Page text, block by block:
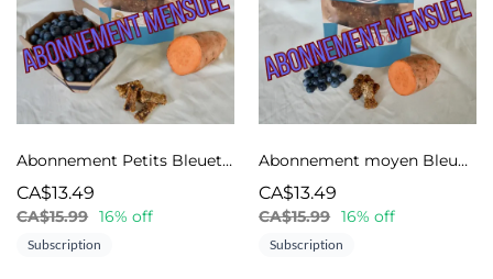
Abonnement Petits Bleuets et patates douces
CA$13.49
CA$15.99 16% off
Subscription
Abonnement moyen Bleuet et patates douces
CA$13.49
CA$15.99 16% off
Subscription